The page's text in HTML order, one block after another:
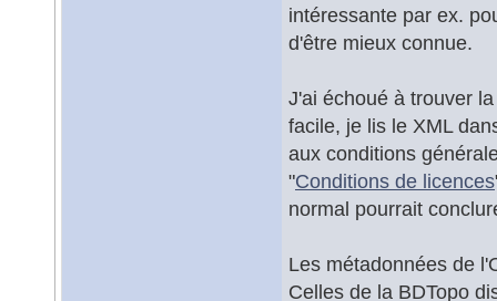
intéressante par ex.
d'être mieux connue.
J'ai échoué à trouver
facile, je lis le XML
aux conditions
"Conditions de licences
normal pourrait
Les métadonnées de
Celles de la BDTopo